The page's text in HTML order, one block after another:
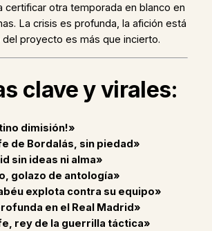
certificar otra temporada en blanco en
La crisis es profunda, la afición está
proyecto es más que incierto.
clave y virales:
dimisión!»
de Bordalás, sin piedad»
sin ideas ni alma»
golazo de antología»
explota contra su equipo»
en el Real Madrid»
rey de la guerrilla táctica»